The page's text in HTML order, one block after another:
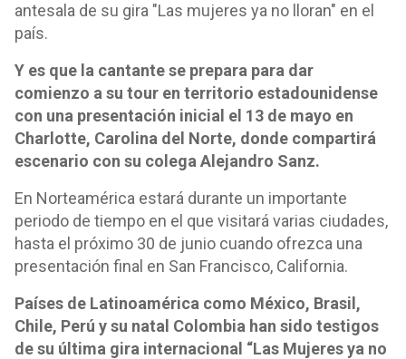
antesala de su gira "Las mujeres ya no lloran" en el
país.
Y es que la cantante se prepara para dar
comienzo a su tour en territorio estadounidense
con una presentación inicial el 13 de mayo en
Charlotte, Carolina del Norte, donde compartirá
escenario con su colega Alejandro Sanz.
En Norteamérica estará durante un importante
periodo de tiempo en el que visitará varias ciudades,
hasta el próximo 30 de junio cuando ofrezca una
presentación final en San Francisco, California.
Países de Latinoamérica como México, Brasil,
Chile, Perú y su natal Colombia han sido testigos
de su última gira internacional “Las Mujeres ya no